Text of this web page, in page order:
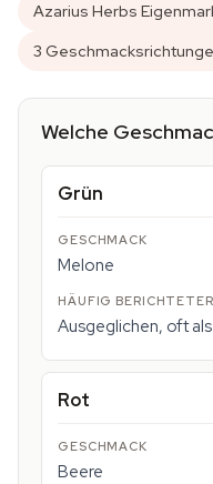
Azarius Herbs
3
Welche
Grün
Melone
Ausgeglichen, oft
Rot
Beere